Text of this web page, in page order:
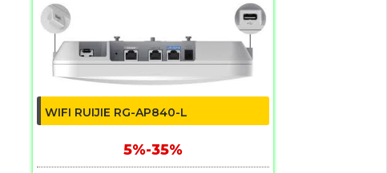
WIFI RUIJIE RG-AP840-L
5%-35%